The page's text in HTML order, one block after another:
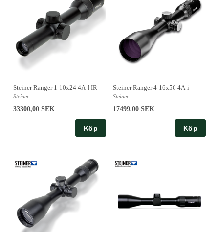
Steiner Ranger 1-10x24 4A-I IR
Steiner
33300,00 SEK
Köp
Steiner Ranger 4-16x56 4A-i
Steiner
17499,00 SEK
Köp